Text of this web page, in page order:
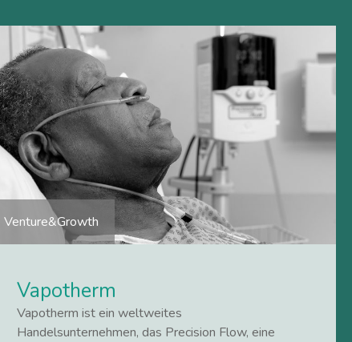
Venture&Growth
Vapotherm
Vapotherm ist ein weltweites
Handelsunternehmen, das Precision Flow, eine